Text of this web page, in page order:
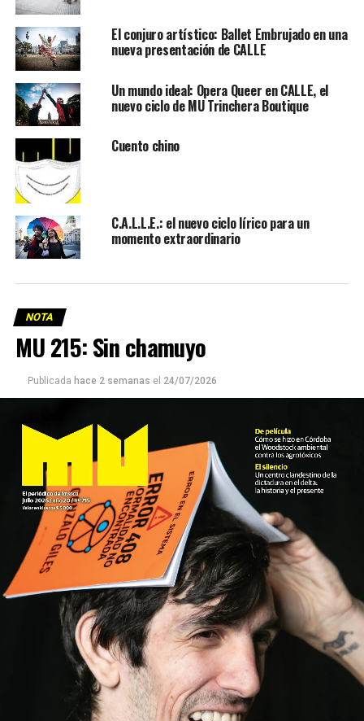
El conjuro artístico: Ballet Embrujado en una
nueva presentación de CALLE
Un mundo ideal: Opera Queer en CALLE, el
nuevo ciclo de MU Trinchera Boutique
Cuento chino
C.A.L.L.E.: el nuevo ciclo lírico para un
momento extraordinario
NOTA
MU 215: Sin chamuyo
Publicada hace 2 semanas el 24/07/2026